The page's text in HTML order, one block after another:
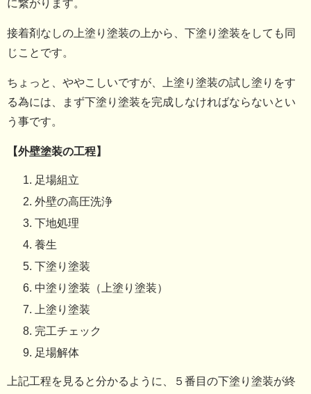
に繋がります。
接着剤なしの上塗り塗装の上から、下塗り塗装をしても同
じことです。
ちょっと、ややこしいですが、上塗り塗装の試し塗りをす
る為には、まず下塗り塗装を完成しなければならないとい
う事です。
【外壁塗装の工程】
足場組立
外壁の高圧洗浄
下地処理
養生
下塗り塗装
中塗り塗装（上塗り塗装）
上塗り塗装
完工チェック
足場解体
上記工程を見ると分かるように、５番目の下塗り塗装が終